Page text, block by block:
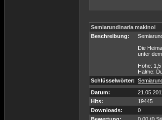
Semiarundinaria makinoi
Beschreibung:
Die
unter
Höhe:
Halme:
Schlüsselwörter:
Datum:
Hits:
19445
Downloads:
0